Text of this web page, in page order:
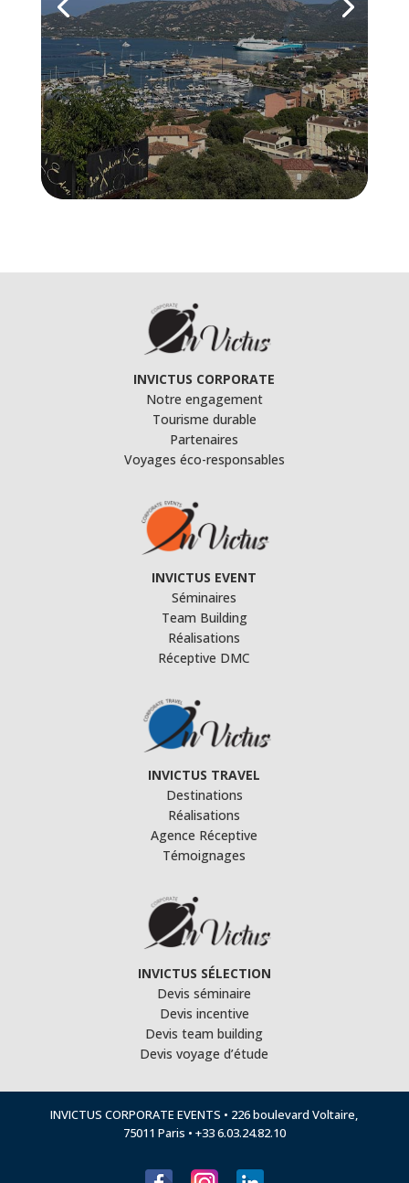
GM Golden Tulip. Déjeuner au
restaurant Le Voilier avec vue
imprenable sur le port de Bonifacio.
Après-midi découverte de la cité
médiévale. Dîner au restaurant Casa
Corsa. Activité canyoning dans les
piscines naturelles de...
INVICTUS CORPORATE
Notre engagement
Tourisme durable
Partenaires
Voyages éco-responsables
INVICTUS EVENT
Séminaires
Team Building
Réalisations
Réceptive DMC
INVICTUS TRAVEL
Destinations
Réalisations
Agence Réceptive
Témoignages
INVICTUS SÉLECTION
Devis séminaire
Devis incentive
Devis team building
Devis voyage d’étude
INVICTUS CORPORATE EVENTS • 226 boulevard Voltaire,
75011 Paris • +33 6.03.24.82.10